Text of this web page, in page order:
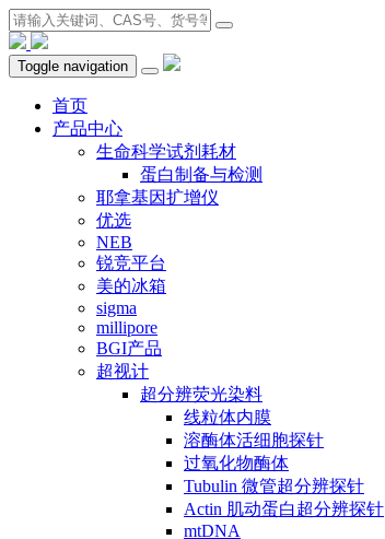
Toggle navigation
首页
产品中心
生命科学试剂耗材
蛋白制备与检测
耶拿基因扩增仪
优选
NEB
锐竞平台
美的冰箱
sigma
millipore
BGI产品
超视计
超分辨荧光染料
线粒体内膜
溶酶体活细胞探针
过氧化物酶体
Tubulin 微管超分辨探针
Actin 肌动蛋白超分辨探针
mtDNA